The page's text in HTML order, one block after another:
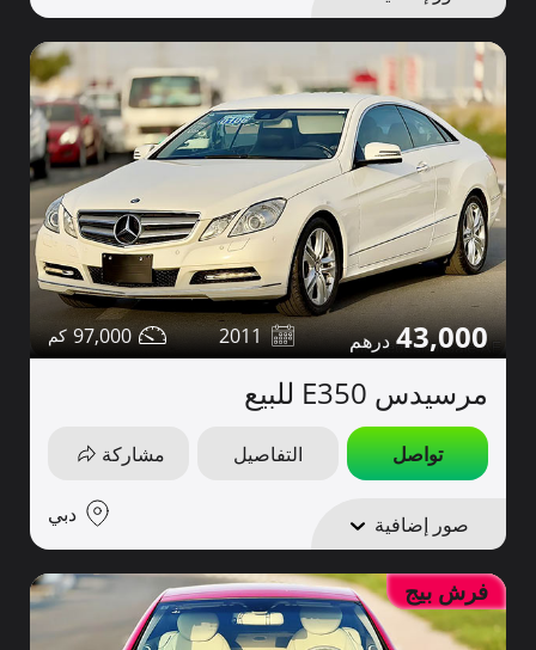
43,000
2011
97,000
مرسيدس E350 للبيع
تواصل التفاصيل مشاركة
صور إضافية دبي
فرش بيج